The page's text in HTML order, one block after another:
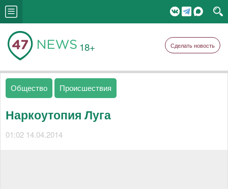
18+ Сделать новость
Общество Происшествия
Наркоутопия Луга
01:02 14.04.2014